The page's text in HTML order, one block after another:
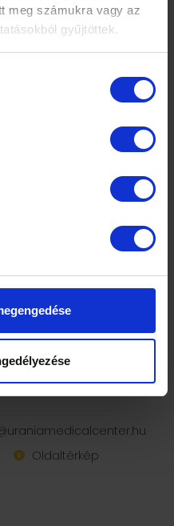
meg számukra vagy az
gyűjtöttek.
I. em. 9., 88-as
Oldaltérkép